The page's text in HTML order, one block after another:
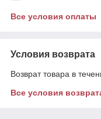
Все условия оплаты
Условия возврата
Возврат товара в
Все условия